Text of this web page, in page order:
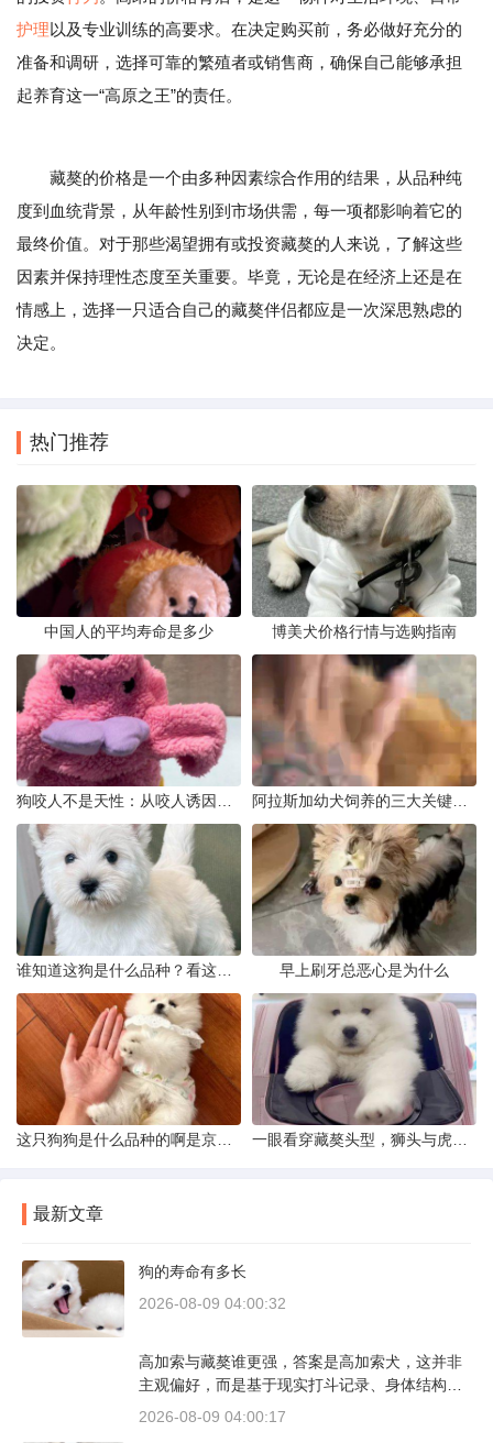
护理以及专业训练的高要求。在决定购买前，务必做好充分的
准备和调研，选择可靠的繁殖者或销售商，确保自己能够承担
起养育这一“高原之王”的责任。
藏獒的价格是一个由多种因素综合作用的结果，从品种纯
度到血统背景，从年龄性别到市场供需，每一项都影响着它的
最终价值。对于那些渴望拥有或投资藏獒的人来说，了解这些
因素并保持理性态度至关重要。毕竟，无论是在经济上还是在
情感上，选择一只适合自己的藏獒伴侣都应是一次深思熟虑的
决定。
热门推荐
中国人的平均寿命是多少 博美犬价格行情与选购指南
早上刷牙总恶心是为什么
最新文章
狗的寿命有多长
2026-08-09 04:00:32
高加索与藏獒谁更强，答案是高加索犬，这并非
主观偏好，而是基于现实打斗记录、身体结构与
工作性能得出的结论。若将两者置于同等体重级
2026-08-09 04:00:17